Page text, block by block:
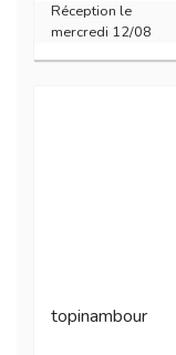
Réception le
mercredi 12/08
topinambour